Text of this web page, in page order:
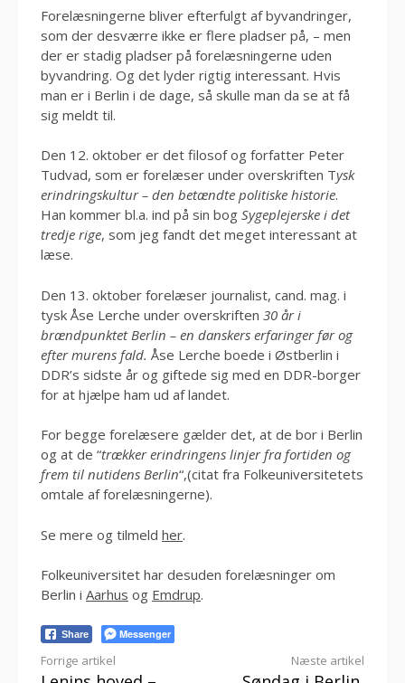
Forelæsningerne bliver efterfulgt af byvandringer,
som der desværre ikke er flere pladser på, – men
der er stadig pladser på forelæsningerne uden
byvandring. Og det lyder rigtig interessant. Hvis
man er i Berlin i de dage, så skulle man da se at få
sig meldt til.
Den 12. oktober er det filosof og forfatter Peter
Tudvad, som er forelæser under overskriften Tysk
erindringskultur – den betændte politiske historie.
Han kommer bl.a. ind på sin bog Sygeplejerske i det
tredje rige, som jeg fandt det meget interessant at
læse.
Den 13. oktober forelæser journalist, cand. mag. i
tysk Åse Lerche under overskriften 30 år i
brændpunktet Berlin – en danskers erfaringer før og
efter murens fald. Åse Lerche boede i Østberlin i
DDR’s sidste år og giftede sig med en DDR-borger
for at hjælpe ham ud af landet.
For begge forelæsere gælder det, at de bor i Berlin
og at de “trækker erindringens linjer fra fortiden og
frem til nutidens Berlin“,(citat fra Folkeuniversitetets
omtale af forelæsningerne).
Se mere og tilmeld her.
Folkeuniversitet har desuden forelæsninger om
Berlin i Aarhus og Emdrup.
Share Messenger
Læs
Forrige artikel Næste artikel